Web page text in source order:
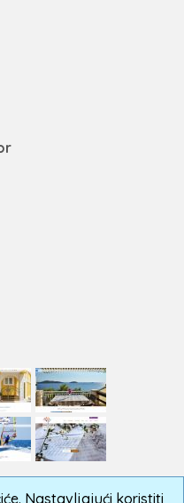
Nastavljajući koristiti